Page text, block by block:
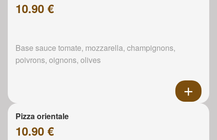
10.90 €
Base sauce tomate, mozzarella, champignons,
poivrons, oignons, olives
Pizza orientale
10.90 €